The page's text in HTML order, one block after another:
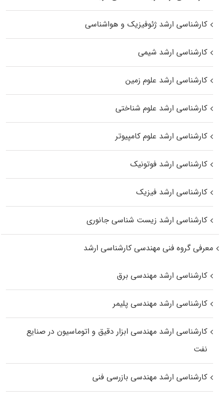
کارشناسی ارشد ژئوفیزیک و هواشناسی
کارشناسی ارشد شیمی
کارشناسی ارشد علوم زمین
کارشناسی ارشد علوم شناختی
کارشناسی ارشد علوم کامپیوتر
کارشناسی ارشد فوتونیک
کارشناسی ارشد فیزیک
کارشناسی ارشد زیست‌ شناسی جانوری
معرفی گروه فنی مهندسی کارشناسی ارشد
کارشناسی ارشد مهندسی برق
کارشناسی ارشد مهندسی پلیمر
کارشناسی ارشد مهندسی ابزار دقیق و اتوماسیون در صنایع
نفت
کارشناسی ارشد مهندسی بازرسی فنی